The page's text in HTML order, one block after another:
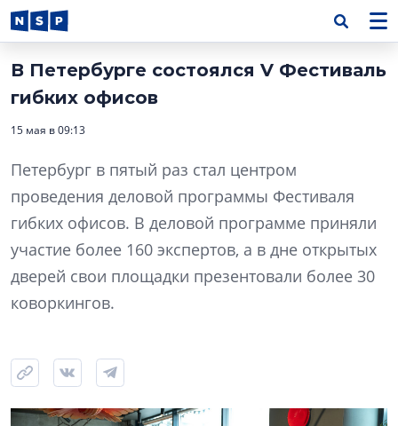
В Петербурге состоялся V Фестиваль
гибких офисов
15 мая в 09:13
Петербург в пятый раз стал центром
проведения деловой программы Фестиваля
гибких офисов. В деловой программе приняли
участие более 160 экспертов, а в дне открытых
дверей свои площадки презентовали более 30
коворкингов.